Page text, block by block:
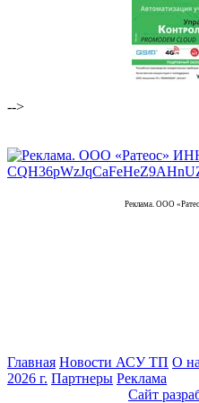
-->
Реклама. ООО
Главная Новости АСУ ТП О
2026 г. Партнеры Реклама
Сайт